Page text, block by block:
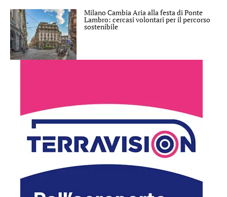
Milano Cambia Aria alla festa di Ponte
Lambro: cercasi volontari per il percorso
sostenibile